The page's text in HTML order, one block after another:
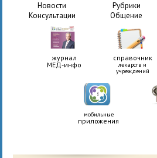
Новости Рубрики
Консультации
Общение
журнал
МЕД-инфо
справочник
лекарств и
учреждений
мобильные
приложения